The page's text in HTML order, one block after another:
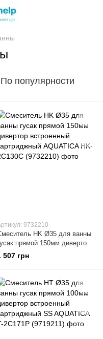
По популярности
9732210
HK Ø35 для ванны
прямой 150мм дивертор
картриджный
AQUATICA HK-2C130C
507 грн